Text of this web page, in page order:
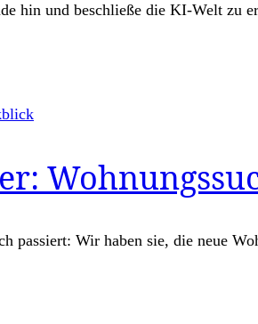
hin und beschließe die KI-Welt zu
passiert: Wir haben sie, die neue